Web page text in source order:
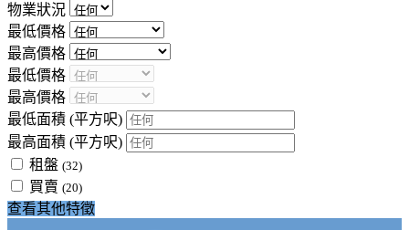
物業狀況
最低價格
最高價格
最低價格
最高價格
最低面積 (平方呎)
最高面積 (平方呎)
租盤 (32)
買賣 (20)
查看其他特徵